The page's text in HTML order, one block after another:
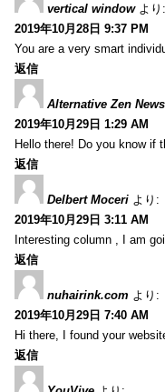
vertical window より:
2019年10月28日 9:37 PM
You are a very smart
返信
Alternative Zen
2019年10月29日 1:29 AM
Hello there! Do you know if
返信
Delbert Moceri より:
2019年10月29日 3:11 AM
Interesting column , I am
返信
nuhairink.com より:
2019年10月29日 7:40 AM
Hi there, I found your
返信